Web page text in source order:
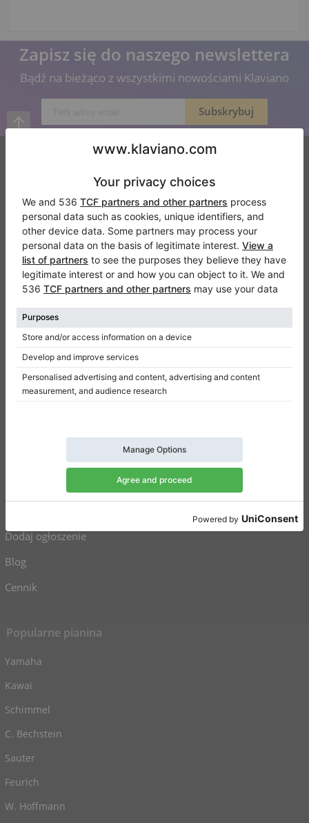
Zapisz się do naszego newslettera
Bądź na bieżąco z wszystkimi nowościami Klaviano
Częste pytania
Kontakt
O nas
Dodaj opinie
Regulamin
Polityka prywatności
Ustawienia uzyskiwania zgody
Na skróty
Pianina na sprzedaż
Fortepiany na sprzedaż
Dodaj ogłoszenie
Blog
Cennik
Popularne pianina
Yamaha
Kawai
Schimmel
C. Bechstein
Sauter
Feurich
W. Hoffmann